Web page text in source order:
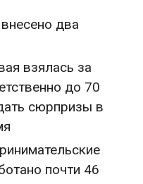
два
взялась за
до 70
сюрпризы в
почти 46